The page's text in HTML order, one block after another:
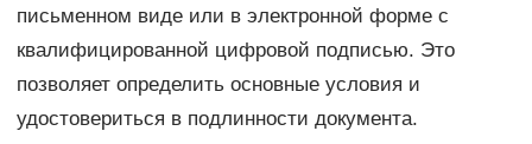
письменном виде или в электронной форме с
квалифицированной цифровой подписью. Это
позволяет определить основные условия и
удостовериться в подлинности документа.